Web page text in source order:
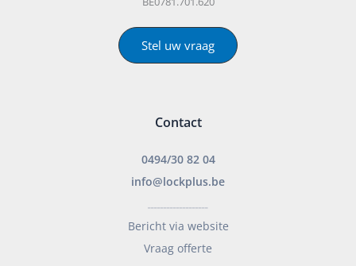
Stel uw vraag
Contact
0494/30 82 04
info@lockplus.be
Bericht via website
Vraag offerte